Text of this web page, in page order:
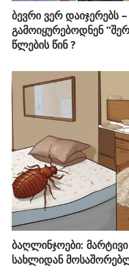
ბევრი ვერ დაიჯერებს
გამოიყურებოდნენ
წლების წინ ?
ბაღლინჯოები:
სახლიდან